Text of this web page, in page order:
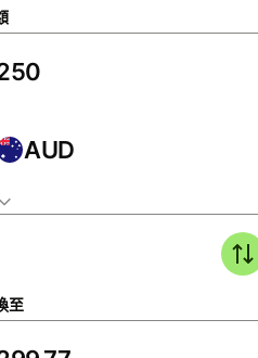
AUD
至